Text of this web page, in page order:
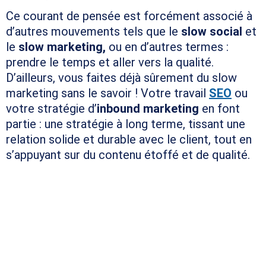
Ce courant de pensée est forcément associé à
d’autres mouvements tels que le slow social et
le slow marketing, ou en d’autres termes :
prendre le temps et aller vers la qualité.
D’ailleurs, vous faites déjà sûrement du slow
marketing sans le savoir ! Votre travail SEO ou
votre stratégie d’inbound marketing en font
partie : une stratégie à long terme, tissant une
relation solide et durable avec le client, tout en
s’appuyant sur du contenu étoffé et de qualité.